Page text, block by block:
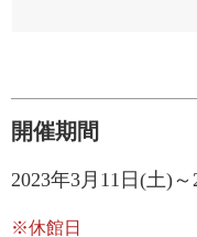
開催期間
2023年3月11日(土)
※休館日